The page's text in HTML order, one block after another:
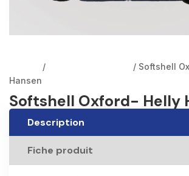
/
/ Softshell
Hansen
Softshell Oxford- Helly
Description
Fiche produit